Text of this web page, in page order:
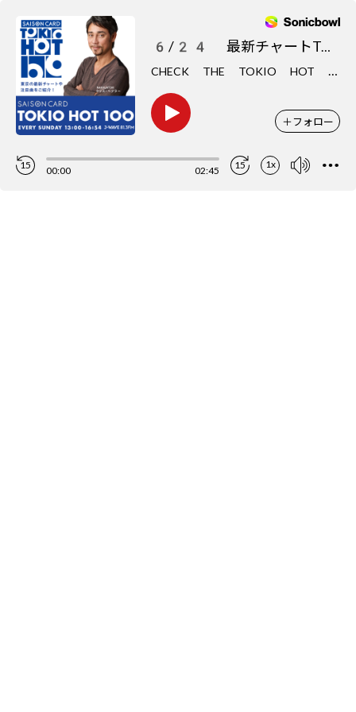
6/24 最新チャートTOP5をCHECK
C
HECK THE TOKIO HOT 100
＋フォロー
15 00:00 02:45 15 1x